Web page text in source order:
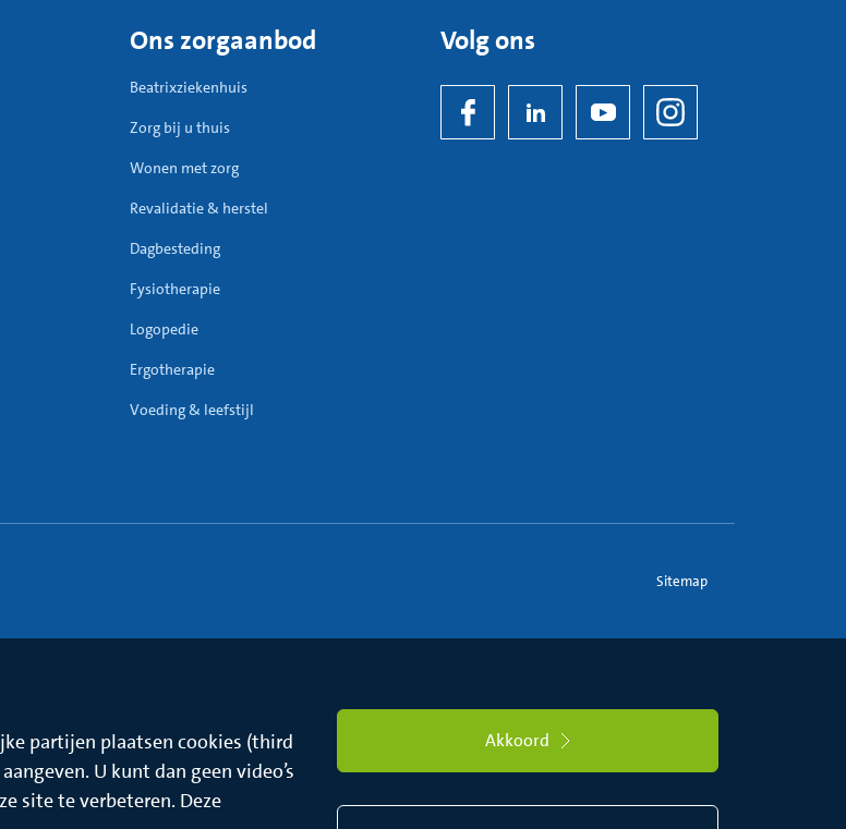
Ons zorgaanbod
Beatrixziekenhuis
Zorg bij u thuis
Wonen met zorg
Revalidatie & herstel
Dagbesteding
Fysiotherapie
Logopedie
Ergotherapie
Voeding & leefstijl
Volg ons
Sitemap
partijen plaatsen cookies (third
U kunt dan geen video’s
site te verbeteren. Deze
Akkoord